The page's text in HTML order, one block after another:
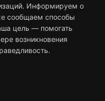
Информируем о
сообщаем способы
цель — помогать
возникновения